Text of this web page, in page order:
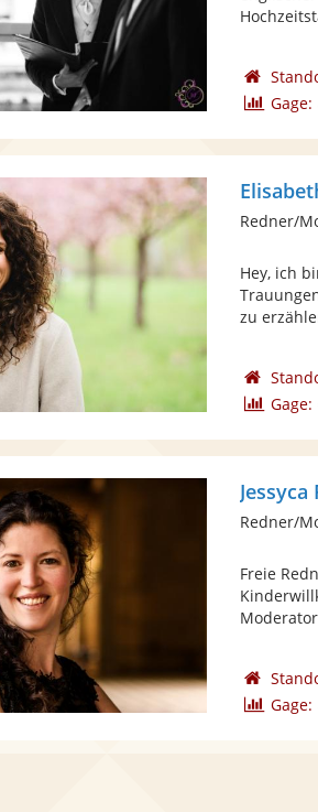
Gage:
Redner/
Hey, ich
zu
Gage:
Redner/
Freie
Gage: